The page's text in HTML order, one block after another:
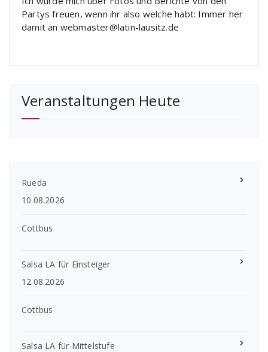
Partys freuen, wenn ihr also welche habt: Immer her
damit an webmaster@latin-lausitz.de
Veranstaltungen Heute
Rueda
10.08.2026
Cottbus
Salsa LA für Einsteiger
12.08.2026
Cottbus
Salsa LA für Mittelstufe